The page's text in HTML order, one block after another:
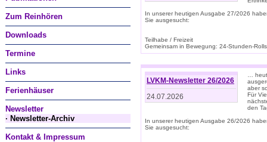
Zum Reinhören
Downloads
Termine
Links
Ferienhäuser
Newsletter
· Newsletter-Archiv
Kontakt & Impressum
In unserer heutigen Ausgabe 27/2026
Sie ausgesucht:
Teilhabe / Freizeit
Gemeinsam in Bewegung: 24-Stunden-
LVKM-Newsletter 26/2026
24.07.2026
…
aber
Für
den
In unserer heutigen Ausgabe 26/2026
Sie ausgesucht: